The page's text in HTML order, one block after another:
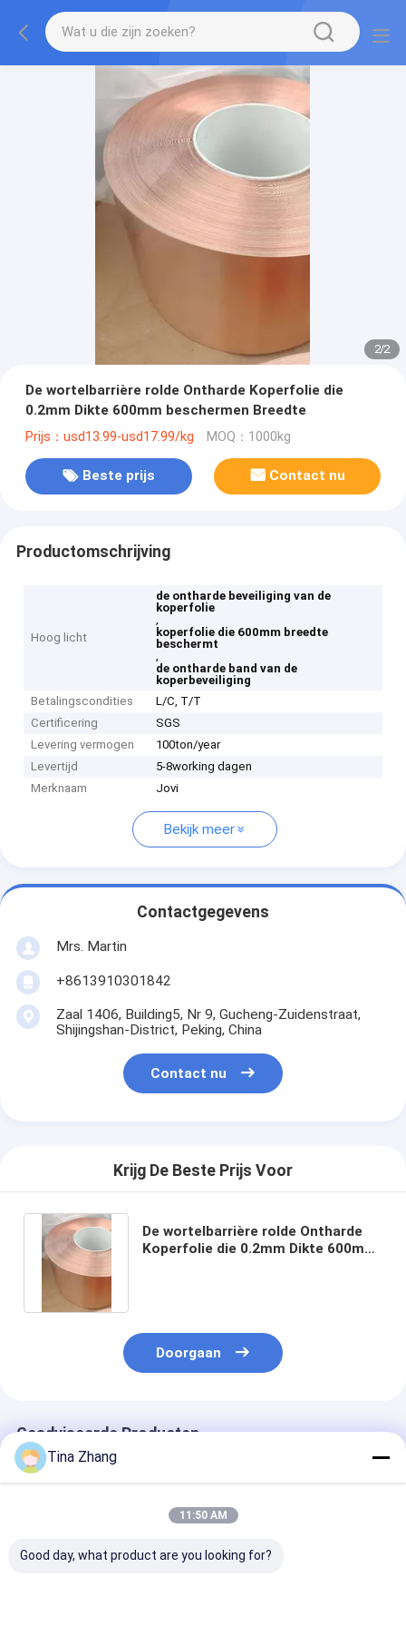
2/2
De wortelbarrière rolde Ontharde Koperfolie die
0.2mm Dikte 600mm beschermen Breedte
Prijs：usd13.99-usd17.99/kg MOQ：1000kg
Beste prijs Contact nu
Productomschrijving
Hoog licht
de ontharde beveiliging van de
koperfolie
,
koperfolie die 600mm breedte
beschermt
,
de ontharde band van de
koperbeveiliging
Betalingscondities
L/C, T/T
Certificering
SGS
Levering vermogen
100ton/year
Levertijd
5-8working dagen
Merknaam
Jovi
Bekijk meer
Contactgegevens
Mrs. Martin
+8613910301842
Zaal 1406, Building5, Nr 9, Gucheng-Zuidenstraat,
Shijingshan-District, Peking, China
Contact nu
Krijg De Beste Prijs Voor
De wortelbarrière rolde Ontharde
Koperfolie die 0.2mm Dikte 600mm
Doorgaan
Geadviseerde Producten
Tina Zhang
11:50 AM
Good day, what product are you looking for?